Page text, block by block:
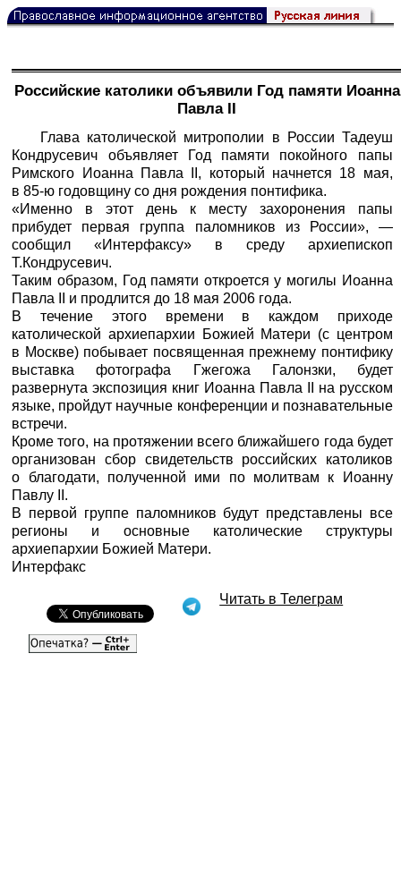
Российские католики объявили Год памяти Иоанна
Павла II
Глава католической митрополии в России Тадеуш
Кондрусевич объявляет Год памяти покойного папы
Римского Иоанна Павла II, который начнется 18 мая,
в 85-ю годовщину со дня рождения понтифика.
«Именно в этот день к месту захоронения папы
прибудет первая группа паломников из России», —
сообщил «Интерфаксу» в среду архиепископ
Т.Кондрусевич.
Таким образом, Год памяти откроется у могилы Иоанна
Павла II и продлится до 18 мая 2006 года.
В течение этого времени в каждом приходе
католической архиепархии Божией Матери (с центром
в Москве) побывает посвященная прежнему понтифику
выставка фотографа Гжегожа Галонзки, будет
развернута экспозиция книг Иоанна Павла II на русском
языке, пройдут научные конференции и познавательные
встречи.
Кроме того, на протяжении всего ближайшего года будет
организован сбор свидетельств российских католиков
о благодати, полученной ими по молитвам к Иоанну
Павлу II.
В первой группе паломников будут представлены все
регионы и основные католические структуры
архиепархии Божией Матери.
Интерфакс
Читать в Телеграм